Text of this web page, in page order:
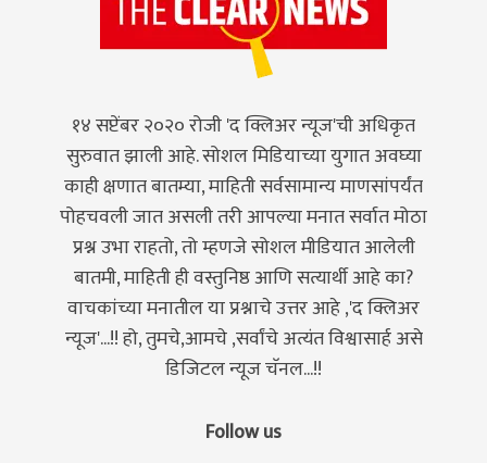
१४ सप्टेंबर २०२० रोजी 'द क्लिअर न्यूज'ची अधिकृत
सुरुवात झाली आहे. सोशल मिडियाच्या युगात अवघ्या
काही क्षणात बातम्या, माहिती सर्वसामान्य माणसांपर्यंत
पोहचवली जात असली तरी आपल्या मनात सर्वात मोठा
प्रश्न उभा राहतो, तो म्हणजे सोशल मीडियात आलेली
बातमी, माहिती ही वस्तुनिष्ठ आणि सत्यार्थी आहे का?
वाचकांच्या मनातील या प्रश्नाचे उत्तर आहे ,'द क्लिअर
न्यूज'...!! हो, तुमचे,आमचे ,सर्वांचे अत्यंत विश्वासार्ह असे
डिजिटल न्यूज चॅनल...!!
Follow us